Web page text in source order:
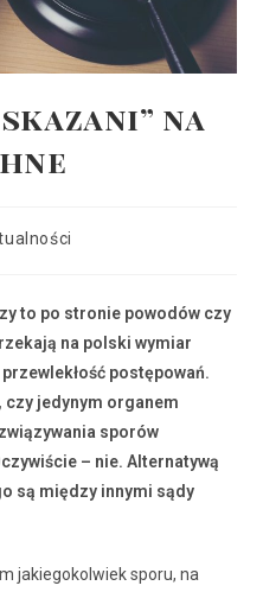
na
to po stronie powodów czy
na polski wymiar
postępowań.
czy jedynym organem
sporów
– nie. Alternatywą
są między innymi sądy
jakiegokolwiek sporu, na